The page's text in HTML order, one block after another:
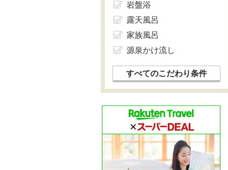
岩盤浴
露天風呂
家族風呂
源泉かけ流し
すべてのこだわり条件